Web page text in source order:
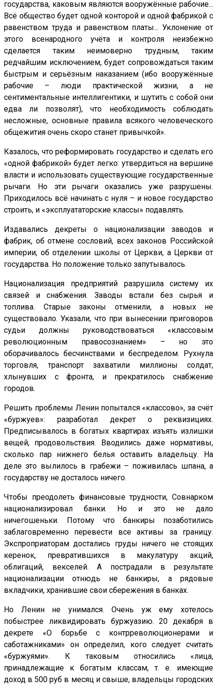
государства, каковым являются вооружённые рабочие...
Всё общество будет одной конторой и одной фабрикой с
равенством труда и равенством платы... Уклонение от
этого всенародного учёта и контроля неизбежно
сделается таким неимоверно трудным, таким
редчайшим исключением, будет сопровождаться таким
быстрым и серьёзным наказанием (ибо вооружённые
рабочие – люди практической жизни, а не
сентиментальные интеллигентики, и шутить с собой они
едва ли позволят), что необходимость соблюдать
несложные, основные правила всякого человеческого
общежития очень скоро станет привычкой».
Казалось, что реформировать государство и сделать его
«одной фабрикой» будет легко: утвердиться на вершине
власти и использовать существующие государственные
рычаги. Но эти рычаги оказались уже разрушены.
Приходилось всё начинать с нуля – и новое государство
строить, и «эксплуататорские классы» подавлять.
Издавались декреты о национализации заводов и
фабрик, об отмене сословий, всех законов Российской
империи, об отделении школы от Церкви, а Церкви от
государства. Но положение только запутывалось.
Национализация предприятий разрушила систему их
связей и снабжения. Заводы встали без сырья и
топлива. Старые законы отменили, а новых не
существовало. Указали, что при вынесении приговоров
судьи должны руководствоваться «классовым
революционным правосознанием» – но это
оборачивалось бесчинствами и беспределом. Рухнула
торговля, транспорт захватили миллионы солдат,
хлынувших с фронта, и прекратилось снабжение
городов.
Решить проблемы Ленин попытался «классово», за счёт
«буржуев»: разработал декрет о реквизициях.
Предписывалось в богатых квартирах изъять излишки
вещей, продовольствия. Вводились даже нормативы,
сколько пар нижнего белья оставить владельцу. На
деле это вылилось в грабежи – поживилась шпана, а
государству не досталось ничего.
Чтобы преодолеть финансовые трудности, Совнарком
национализировал банки. Но и это не дало
ничегошеньки. Потому что банкиры позаботились
заблаговременно перевести все активы за границу.
Экспроприаторам достались груды ничего не стоящих
керенок, превратившихся в макулатуру акций,
облигаций, векселей. А пострадали в результате
национализации отнюдь не банкиры, а рядовые
вкладчики, хранившие свои сбережения в банках.
Но Ленин не унимался. Очень уж ему хотелось
побыстрее ликвидировать буржуазию. 20 декабря в
декрете «О борьбе с контрреволюционерами и
саботажниками» он определил, кого следует считать
«буржуями». К таковым относились «лица,
принадлежащие к богатым классам, т. е. имеющие
доход в 500 руб в месяц и свыше, владельцы городских